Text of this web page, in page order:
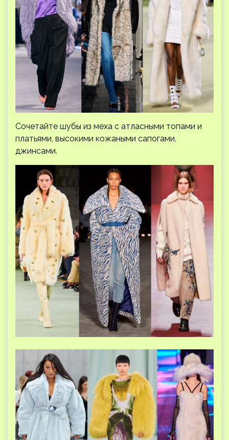
Сочетайте шубы из меха с атласными топами и
платьями, высокими кожаными сапогами,
джинсами.